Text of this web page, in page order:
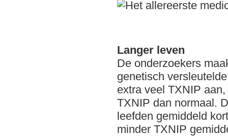
Langer leven
De onderzoekers
genetisch
extra veel TXNIP
TXNIP dan normaal.
leefden gemiddeld
minder TXNIP